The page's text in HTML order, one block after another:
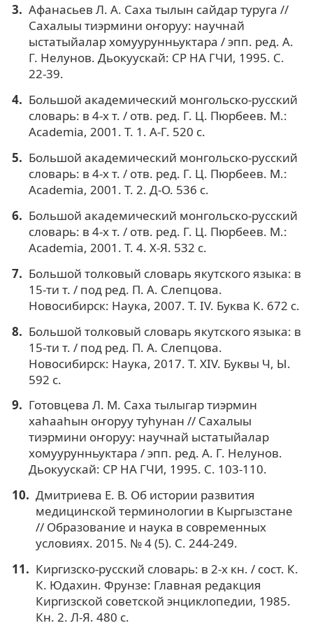
Афанасьев Л. А. Саха тылын сайдар туруга //
Сахалыы тиэрмини оҥоруу: научнай
ыстатыйалар хомуурунньуктара / эпп. ред. А.
Г. Нелунов. Дьокуускай: СР НА ГЧИ, 1995. С.
22-39.
Большой академический монгольско-русский
словарь: в 4-х т. / отв. ред. Г. Ц. Пюрбеев. М.:
Academia, 2001. Т. 1. А-Г. 520 c.
Большой академический монгольско-русский
словарь: в 4-х т. / отв. ред. Г. Ц. Пюрбеев. М.:
Academia, 2001. Т. 2. Д-О. 536 c.
Большой академический монгольско-русский
словарь: в 4-х т. / отв. ред. Г. Ц. Пюрбеев. М.:
Academia, 2001. Т. 4. Х-Я. 532 c.
Большой толковый словарь якутского языка: в
15-ти т. / под ред. П. А. Слепцова.
Новосибирск: Наука, 2007. Т. IV. Буква К. 672 с.
Большой толковый словарь якутского языка: в
15-ти т. / под ред. П. А. Слепцова.
Новосибирск: Наука, 2017. Т. XIV. Буквы Ч, Ы.
592 с.
Готовцева Л. М. Саха тылыгар тиэрмин
хаһааhын оҥоруу туһунан // Сахалыы
тиэрмини оҥоруу: научнай ыстатыйалар
хомуурунньуктара / эпп. ред. А. Г. Нелунов.
Дьокуускай: СР НА ГЧИ, 1995. С. 103-110.
Дмитриева Е. В. Об истории развития
медицинской терминологии в Кыргызстане
// Образование и наука в современных
условиях. 2015. № 4 (5). С. 244-249.
Киргизско-русский словарь: в 2-х кн. / сост. К.
К. Юдахин. Фрунзе: Главная редакция
Киргизской советской энциклопедии, 1985.
Кн. 2. Л-Я. 480 с.